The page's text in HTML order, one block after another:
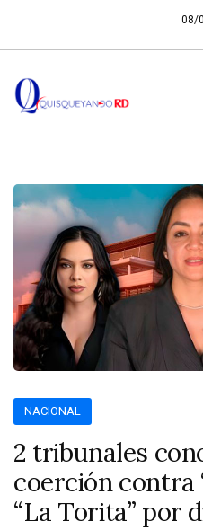
08/
NACIONAL
2 tribunales
coerción contra
“La Torita” por